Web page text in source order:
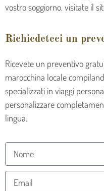
vostro soggiorno, visitate il
Richiedeteci un
Ricevete un preventivo
marocchina locale
specializzati in viaggi
personalizzare
lingua.